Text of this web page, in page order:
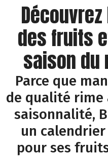
des fruits
saison du
Parce que
de qualité rime
saisonnalité,
un
pour ses